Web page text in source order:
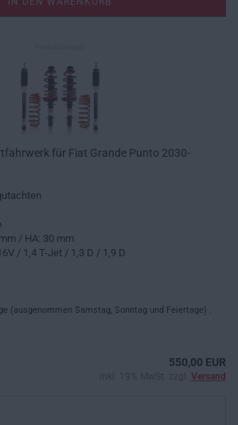
für Fiat Grande Punto 2030-
/ HA: 30 mm
/ 1,4 T-Jet / 1,3 D / 1,9 D
(ausgenommen Samstag, Sonntag und Feiertage) .
550,00 EUR
Versand